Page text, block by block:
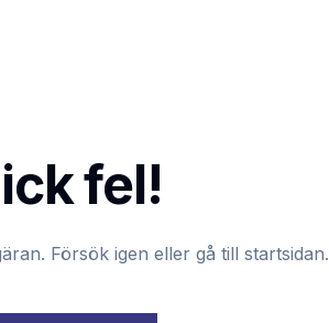
fel!
Försök igen eller gå till startsidan.